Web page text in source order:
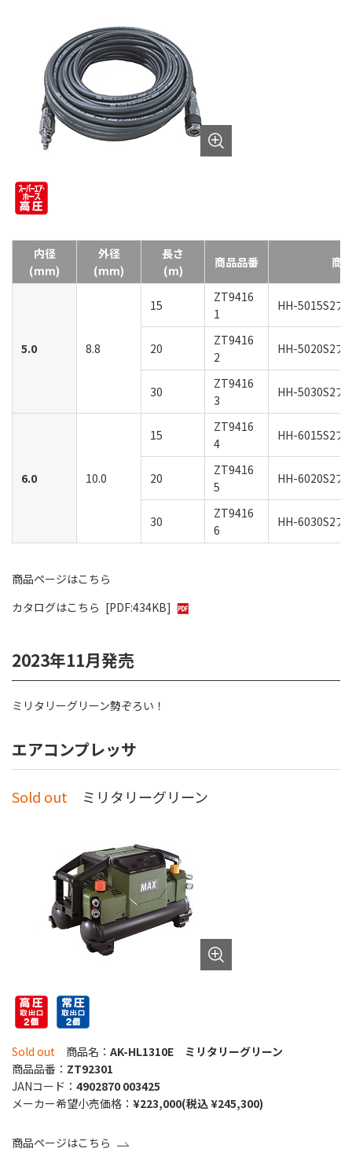
内径
(mm)
外径
(mm)
長さ
(m)
商品品番 商
5.0 8.8
15
ZT9416
1
HH-5015S2ア
20
ZT9416
2
HH-5020S2ア
30
ZT9416
3
HH-5030S2ア
6.0 10.0
15
ZT9416
4
HH-6015S2ア
20
ZT9416
5
HH-6020S2ア
30
ZT9416
6
HH-6030S2ア
商品ページはこちら
カタログはこちら [PDF:434KB]
2023年11月発売
ミリタリーグリーン勢ぞろい！
エアコンプレッサ
Sold out ミリタリーグリーン
Sold out 商品名： AK-HL1310E ミリタリーグリーン
商品品番： ZT92301
JANコード： 4902870 003425
メーカー希望小売価格： ¥223,000(税込 ¥245,300)
商品ページはこちら